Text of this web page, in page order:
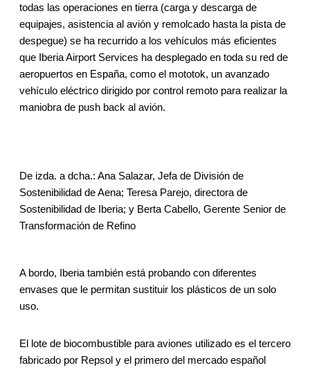
todas las operaciones en tierra (carga y descarga de
equipajes, asistencia al avión y remolcado hasta la pista de
despegue) se ha recurrido a los vehículos más eficientes
que Iberia Airport Services ha desplegado en toda su red de
aeropuertos en España, como el mototok, un avanzado
vehículo eléctrico dirigido por control remoto para realizar la
maniobra de push back al avión.
De izda. a dcha.: Ana Salazar, Jefa de División de
Sostenibilidad de Aena; Teresa Parejo, directora de
Sostenibilidad de Iberia; y Berta Cabello, Gerente Senior de
Transformación de Refino
A bordo, Iberia también está probando con diferentes
envases que le permitan sustituir los plásticos de un solo
uso.
El lote de biocombustible para aviones utilizado es el tercero
fabricado por Repsol y el primero del mercado español